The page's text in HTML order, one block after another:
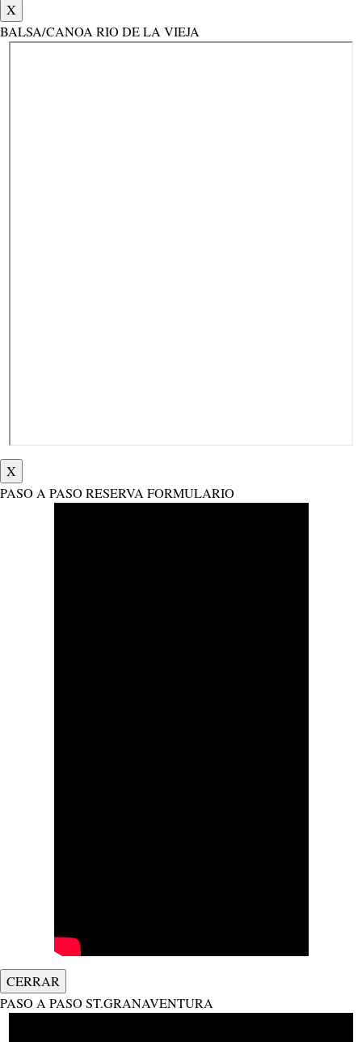
X
BALSA/CANOA RIO DE LA VIEJA
X
PASO A PASO RESERVA FORMULARIO
CERRAR
PASO A PASO ST.GRANAVENTURA